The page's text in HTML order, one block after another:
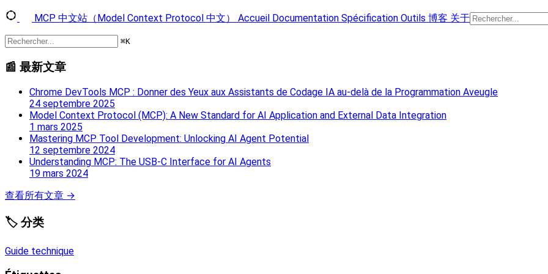
MCP 中文站（Model Context Protocol 中文） Accueil Documentation Spécification Outils 博客 关于
⌘K
📰 最新文章
Chrome DevTools MCP : Donner des Yeux aux Assistants de Codage IA au-delà de la Programmation Aveugle
24 septembre 2025
Model Context Protocol (MCP): A New Standard for AI Application and External Data Integration
1 mars 2025
Mastering MCP Tool Development: Unlocking AI Agent Potential
12 septembre 2024
Understanding MCP: The USB‑C Interface for AI Agents
19 mars 2024
查看所有文章 →
🏷️ 分类
Guide technique